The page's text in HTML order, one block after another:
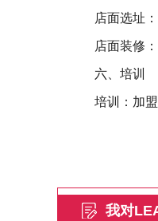
店面选址
店面装修
六、培训
培训：加
我对